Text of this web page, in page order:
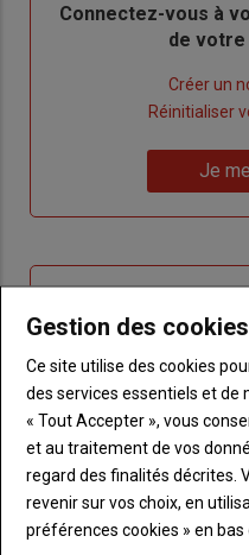
Body
Connectez-vous à
de votre
Créer un
de
Réinitialiser
me
Je
titre
TITRE CRÉEZ
BodyChoisissez votre
compte pour
Lien
Gestion des cookies
Ce site utilise des cookies
des services essentiels et de
« Tout Accepter », vous
et au traitement de vos
regard des finalités décrites.
revenir sur vos choix, en
préférences cookies » en bas